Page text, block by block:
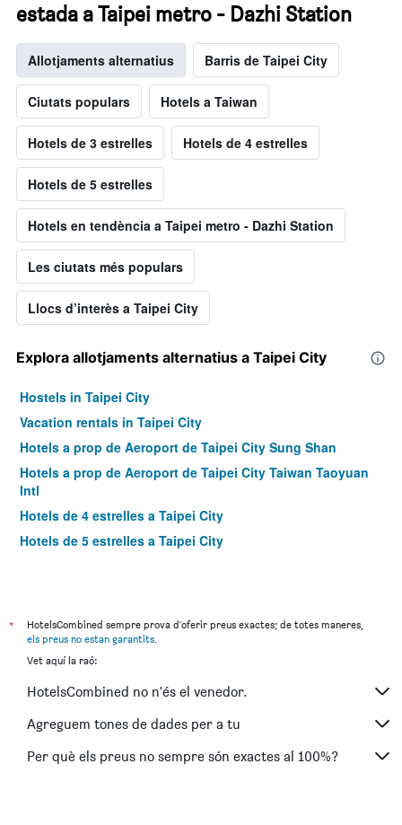
estada a Taipei metro - Dazhi Station
Allotjaments alternatius Barris de Taipei City
Ciutats populars Hotels a Taiwan
Hotels de 3 estrelles Hotels de 4 estrelles
Hotels de 5 estrelles
Hotels en tendència a Taipei metro - Dazhi Station
Les ciutats més populars
Llocs d’interès a Taipei City
Explora allotjaments alternatius a Taipei City
Hostels in Taipei City
Vacation rentals in Taipei City
Hotels a prop de Aeroport de Taipei City Sung Shan
Hotels a prop de Aeroport de Taipei City Taiwan Taoyuan
Intl
Hotels de 4 estrelles a Taipei City
Hotels de 5 estrelles a Taipei City
*
HotelsCombined sempre prova d'oferir preus exactes; de totes maneres,
els preus no estan garantits.
Vet aquí la raó:
HotelsCombined no n'és el venedor.
Agreguem tones de dades per a tu
Per què els preus no sempre són exactes al 100%?